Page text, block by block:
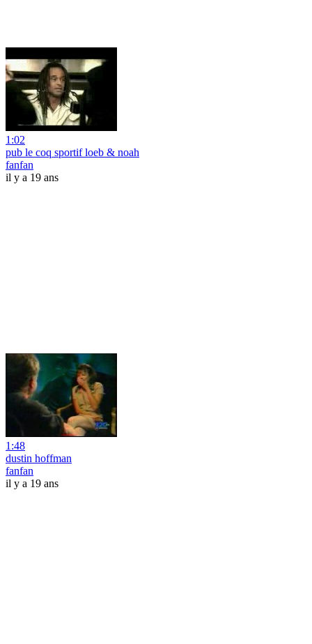
1:02
pub le coq sportif loeb & noah
fanfan
il y a 19 ans
1:48
dustin hoffman
fanfan
il y a 19 ans